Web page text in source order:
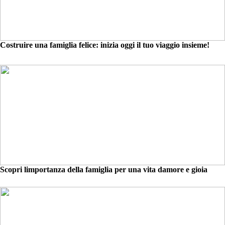
Costruire una famiglia felice: inizia oggi il tuo viaggio insieme!
Scopri limportanza della famiglia per una vita damore e gioia